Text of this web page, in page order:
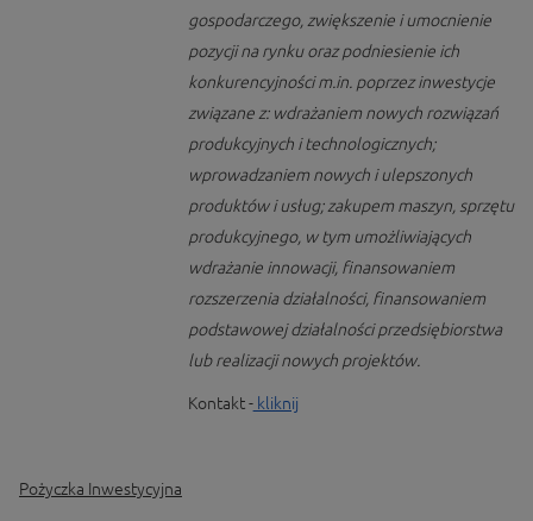
gospodarczego, zwiększenie i umocnienie
pozycji na rynku oraz podniesienie ich
konkurencyjności m.in. poprzez inwestycje
związane z: wdrażaniem nowych rozwiązań
produkcyjnych i technologicznych;
wprowadzaniem nowych i ulepszonych
produktów i usług; zakupem maszyn, sprzętu
produkcyjnego, w tym umożliwiających
wdrażanie innowacji, finansowaniem
rozszerzenia działalności, finansowaniem
podstawowej działalności przedsiębiorstwa
lub realizacji nowych projektów.
Kontakt -kliknij
Pożyczka Inwestycyjna